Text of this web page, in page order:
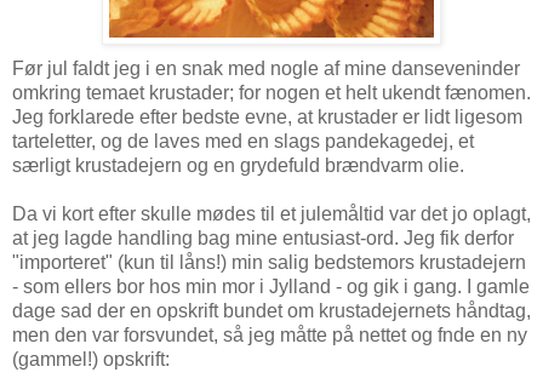
Før jul faldt jeg i en snak med nogle af mine danseveninder
omkring temaet krustader; for nogen et helt ukendt fænomen.
Jeg forklarede efter bedste evne, at krustader er lidt ligesom
tarteletter, og de laves med en slags pandekagedej, et
særligt krustadejern og en grydefuld brændvarm olie.
Da vi kort efter skulle mødes til et julemåltid var det jo oplagt,
at jeg lagde handling bag mine entusiast-ord. Jeg fik derfor
"importeret" (kun til låns!) min salig bedstemors krustadejern
- som ellers bor hos min mor i Jylland - og gik i gang. I gamle
dage sad der en opskrift bundet om krustadejernets håndtag,
men den var forsvundet, så jeg måtte på nettet og fnde en ny
(gammel!) opskrift: